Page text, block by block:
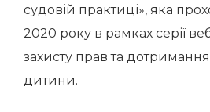
судовій практиці», яка
2020 року в рамках серії
захисту прав та дотримання
дитини.